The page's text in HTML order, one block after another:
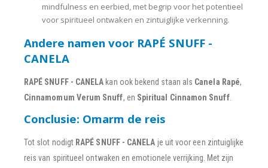
mindfulness en eerbied, met begrip voor het potentieel
voor spiritueel ontwaken en zintuiglijke verkenning.
Andere namen voor RAPÉ SNUFF -
CANELA
RAPÉ SNUFF - CANELA kan ook bekend staan als Canela Rapé,
Cinnamomum Verum Snuff, en Spiritual Cinnamon Snuff.
Conclusie: Omarm de reis
Tot slot nodigt RAPÉ SNUFF - CANELA je uit voor een zintuiglijke
reis van spiritueel ontwaken en emotionele verrijking. Met zijn